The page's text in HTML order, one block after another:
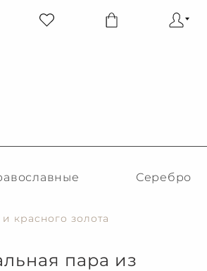
Серебро
красного золота
пара из